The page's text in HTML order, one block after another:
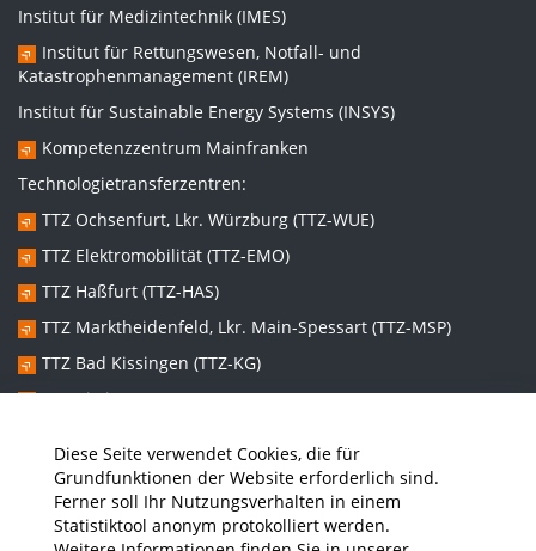
Diese Seite verwendet Cookies, die für
Grundfunktionen der Website erforderlich sind.
Ferner soll Ihr Nutzungsverhalten in einem
Statistiktool anonym protokolliert werden.
Institut für Medizintechnik (IMES)
Institut für Rettungswesen, Notfall- und
Katastrophenmanagement (IREM)
Institut für Sustainable Energy Systems (INSYS)
Kompetenzzentrum Mainfranken
Technologietransferzentren:
TTZ Ochsenfurt, Lkr. Würzburg (TTZ-WUE)
TTZ Elektromobilität (TTZ-EMO)
TTZ Haßfurt (TTZ-HAS)
TTZ Marktheidenfeld, Lkr. Main-Spessart (TTZ-MSP)
TTZ Bad Kissingen (TTZ-KG)
TTZ Kitzingen (TTZ-KT)
Graduiertenzentren:
Promotionszentrum Nachhaltige und Intelligente Systeme
(NISys)